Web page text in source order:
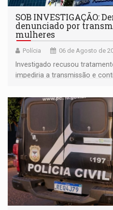
SOB INVESTIGAÇÃO:
denunciado por
mulheres
Polícia 06 de Agosto de
Investigado recusou
impediria a transmissão e